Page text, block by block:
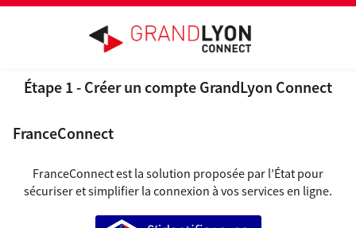
Ouvrir le menu
Étape 1 - Créer un compte GrandLyon Connect
FranceConnect
FranceConnect est la solution proposée par l’État pour
sécuriser et simplifier la connexion à vos services en ligne.
S’identifier avec FranceConnect